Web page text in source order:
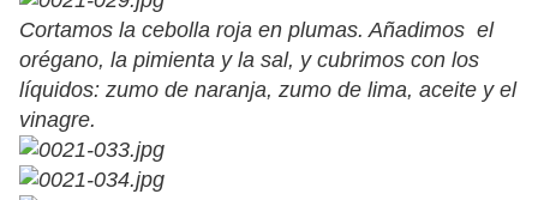
Cortamos la cebolla roja en plumas. Añadimos el
orégano, la pimienta y la sal, y cubrimos con los
líquidos: zumo de naranja, zumo de lima, aceite y el
vinagre.